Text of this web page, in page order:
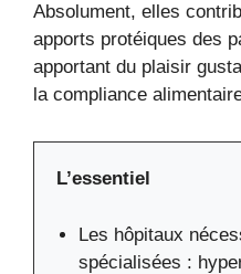
Absolument, elles
apports protéiques des
apportant du plaisir
la compliance
L’essentiel
Les hôpitaux
spécialisées :